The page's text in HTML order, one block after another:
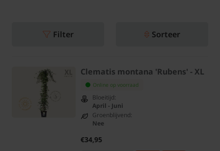
Filter Sorteer
Clematis montana 'Rubens' - XL
Online op voorraad
Bloeitijd:
April - Juni
Groenblijvend:
Nee
€34,95